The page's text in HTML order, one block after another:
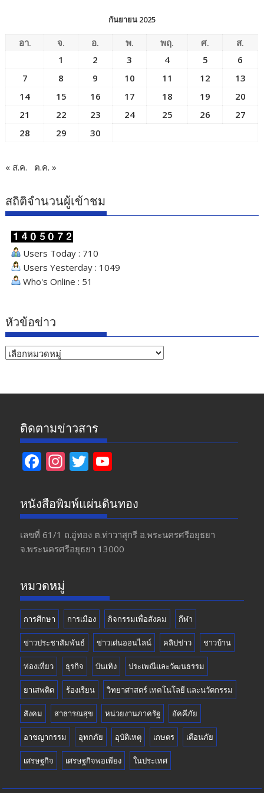
กันยายน 2025
อา. จ. อ. พ. พฤ. ศ.
ส.
1
2 3 4 5
6
7
8 9 10 11 12
13
14
15 16 17 18 19
20
21
22 23 24 25 26
27
28
29 30
« ส.ค. ต.ค. »
สถิติจำนวนผู้เข้าชม
Users Today : 710
Users Yesterday : 1049
Who's Online : 51
หัวข้อข่าว
หัวข้อ
ติดตามข่าวสาร
F
e
b
o
o
In
a
gr
a
m
T
itt
er
u
T
u
b
หนังสือพิมพ์แผ่นดินทอง
เลขที่ 61/1 ถ.อู่ทอง​ ต.​ท่าวาสุกรี​ อ.พระนครศรีอยุธยา​
จ.พระนครศรีอยุธยา 13000
หมวดหมู่
การศึกษา การเมือง กิจกรรมเพื่อสังคม กีฬา
ข่าวประชาสัมพันธ์ ข่าวเด่นออนไลน์ คลิปข่าว ชาวบ้าน
ท่องเที่ยว ธุรกิจ บันเทิง ประเพณีและวัฒนธรรม
ยาเสพติด ร้องเรียน วิทยาศาสตร์ เทคโนโลยี และนวัตกรรม
สังคม สาธารณสุข หน่วยงานภาครัฐ อัคคีภัย
อาชญากรรม อุทกภัย อุบัติเหตุ เกษตร เตือนภัย
เศรษฐกิจ เศรษฐกิจพอเพียง ในประเทศ